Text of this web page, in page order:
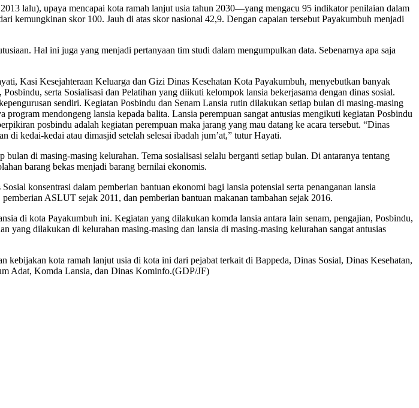
lalu), upaya mencapai kota ramah lanjut usia tahun 2030—yang mengacu 95 indikator penilaian dalam
skor 100. Jauh di atas skor nasional 42,9. Dengan capaian tersebut Payakumbuh menjadi
Hal ini juga yang menjadi pertanyaan tim studi dalam mengumpulkan data. Sebenarnya apa saja
Kasi Kesejahteraan Keluarga dan Gizi Dinas Kesehatan Kota Payakumbuh, menyebutkan banyak
serta Sosialisasi dan Pelatihan yang diikuti kelompok lansia bekerjasama dengan dinas sosial.
sendiri. Kegiatan Posbindu dan Senam Lansia rutin dilakukan setiap bulan di masing-masing
mendongeng lansia kepada balita. Lansia perempuan sangat antusias mengikuti kegiatan Posbindu
posbindu adalah kegiatan perempuan maka jarang yang mau datang ke acara tersebut. “Dinas
kedai-kedai atau dimasjid setelah selesai ibadah jum’at,” tutur Hayati.
di masing-masing kelurahan. Tema sosialisasi selalu berganti setiap bulan. Di antaranya tentang
barang bekas menjadi barang bernilai ekonomis.
konsentrasi dalam pemberian bantuan ekonomi bagi lansia potensial serta penanganan lansia
ASLUT sejak 2011, dan pemberian bantuan makanan tambahan sejak 2016.
di kota Payakumbuh ini. Kegiatan yang dilakukan komda lansia antara lain senam, pengajian, Posbindu,
yang dilakukan di kelurahan masing-masing dan lansia di masing-masing kelurahan sangat antusias
kebijakan kota ramah lanjut usia di kota ini dari pejabat terkait di Bappeda, Dinas Sosial, Dinas Kesehatan,
Adat, Komda Lansia, dan Dinas Kominfo.(GDP/JF)